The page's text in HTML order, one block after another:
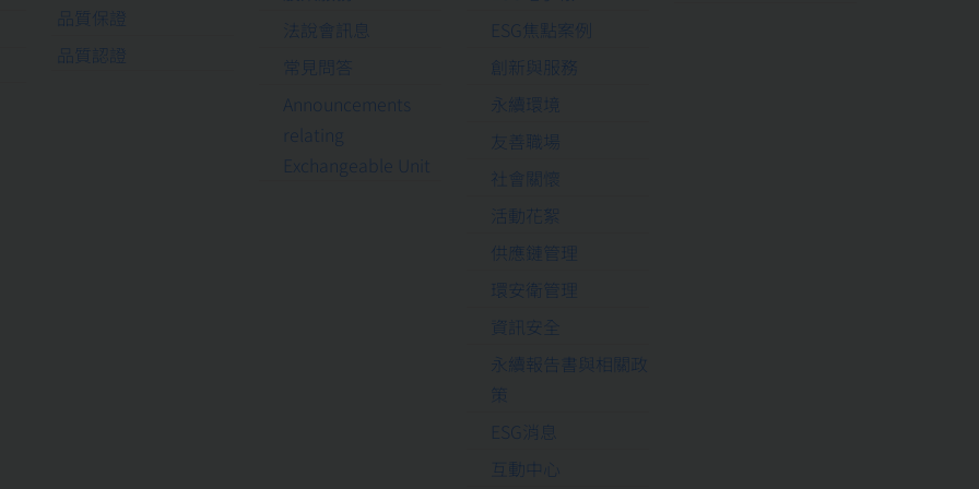
品質保證
品質認證
法說會訊息
常見問答
Announcements
relating
Exchangeable Unit
ESG焦點案例
創新與服務
永續環境
友善職場
社會關懷
活動花絮
供應鏈管理
環安衛管理
資訊安全
永續報告書與相關政
策
ESG消息
互動中心